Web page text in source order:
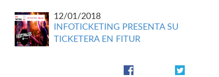
12/01/2018
INFOTICKETING PRESENTA SU
TICKETERA EN FITUR